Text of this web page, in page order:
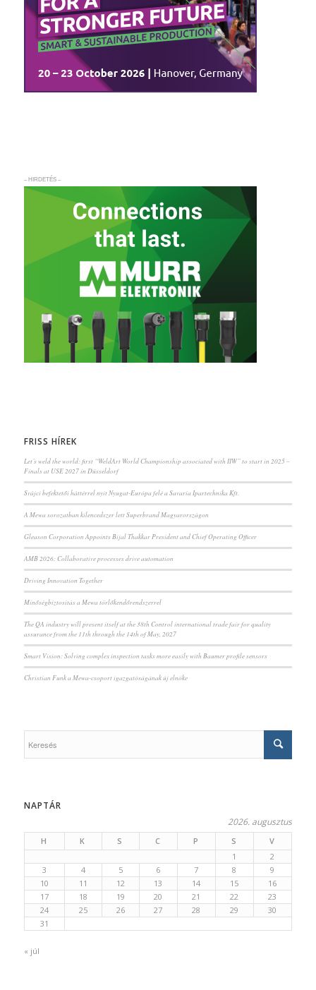
– HIRDETÉS –
FRISS HÍREK
Let’s weld the world: first “WeldArt World Championship associated with IIW” to start in 2025 –
Finals at USE 2027 in Düsseldorf
Svájci befektetői háttérrel nyit Nyugat-Európa felé a Savaria Ipartechnika Kft.
A Mewa sorozatban kilencedszer lett Superbrand Magyarországon
Gleason Corporation Appoints Bijal Thakkar President and Chief Operating Officer
AMB 2026: Collaborative processes drive automation
Driving Innovation Together
Minőségbiztosítás a Mewa törlőkendőrendszerrel
The QA industry will present itself at the 38th Control international trade fair for quality
assurance from the 11th through the 14th of May, 2027
Smart Vision: Solving complex inspection tasks more easily with Baumer profile sensors
Christian Funk a Mewa-csoport igazgatóságának új elnöke
NAPTÁR
2026. augusztus
H K S C P S
V
1
2
3
4 5 6 7 8
9
10
11 12 13 14 15
16
17
18 19 20 21 22
23
24
25 26 27 28 29
30
31
« júl